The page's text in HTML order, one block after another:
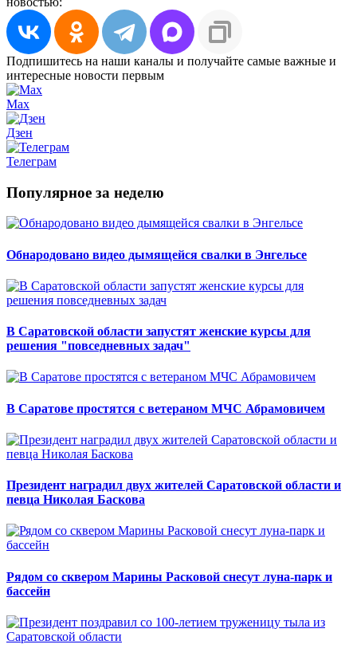
Подпишитесь на наши каналы и получайте самые важные и
интересные новости первым
Max
Дзен
Телеграм
Популярное за неделю
Обнародовано видео дымящейся свалки в Энгельсе
В Саратовской области запустят женские курсы для
решения "повседневных задач"
В Саратове простятся с ветераном МЧС Абрамовичем
Президент наградил двух жителей Саратовской области и
певца Николая Баскова
Рядом со сквером Марины Расковой снесут луна-парк и
бассейн